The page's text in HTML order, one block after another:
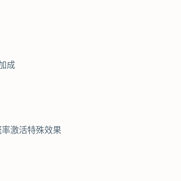
成
激活特殊效果